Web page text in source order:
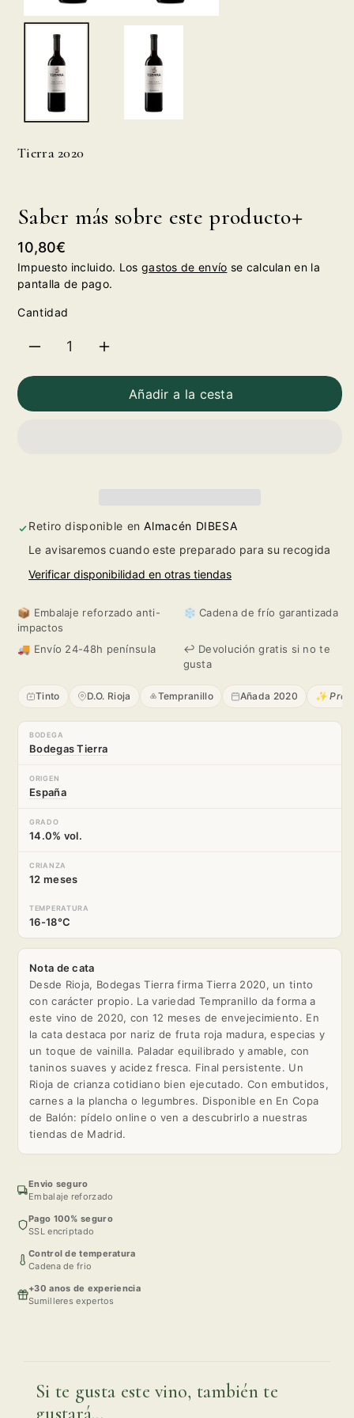
Tierra 2020
Saber más sobre este producto
Precio
habitual
10,80€
Impuesto incluido. Los gastos de envío se calculan en la
pantalla de pago.
Cantidad
cantidad
Añadir a la cesta
Retiro disponible enAlmacén DIBESA
Le avisaremos cuando este preparado para su recogida
Verificar disponibilidad en otras tiendas
📦 Embalaje reforzado anti-
impactos
❄️ Cadena de frío garantizada
🚚 Envío 24-48h península
↩️ Devolución gratis si no te
gusta
Tinto D.O. Rioja Tempranillo Añada 2020 ✨
BODEGA
Bodegas Tierra
ORIGEN
España
GRADO
14.0% vol.
CRIANZA
12 meses
TEMPERATURA
16-18°C
Nota de cata
Desde Rioja, Bodegas Tierra firma Tierra 2020, un tinto
con carácter propio. La variedad Tempranillo da forma a
este vino de 2020, con 12 meses de envejecimiento. En
la cata destaca por nariz de fruta roja madura, especias y
un toque de vainilla. Paladar equilibrado y amable, con
taninos suaves y acidez fresca. Final persistente. Un
Rioja de crianza cotidiano bien ejecutado. Con embutidos,
carnes a la plancha o legumbres. Disponible en En Copa
de Balón: pídelo online o ven a descubrirlo a nuestras
tiendas de Madrid.
Envio seguro
Embalaje reforzado
Pago 100% seguro
SSL encriptado
Control de temperatura
Cadena de frio
+30 anos de experiencia
Sumilleres expertos
Si te gusta este vino, también te
gustará...